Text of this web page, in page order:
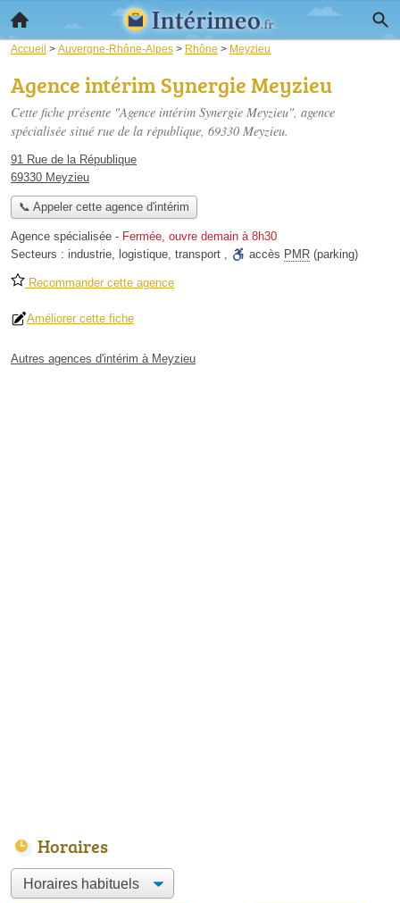
Accueil > Auvergne-Rhône-Alpes > Rhône > Meyzieu
Agence intérim Synergie Meyzieu
Cette fiche présente "Agence intérim Synergie Meyzieu", agence
spécialisée situé rue de la république, 69330 Meyzieu.
91 Rue de la République
69330 Meyzieu
📞 Appeler cette agence d'intérim
Agence spécialisée - Fermée, ouvre demain à 8h30
Secteurs : industrie, logistique, transport , accès PMR (parking)
Recommander cette agence
Améliorer cette fiche
Autres agences d'intérim à Meyzieu
Horaires